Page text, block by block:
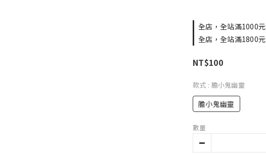
全店，全站滿1000
全店，全站滿1800
NT$100
款式 : 膽小鬼幽靈
膽小鬼幽靈
數量